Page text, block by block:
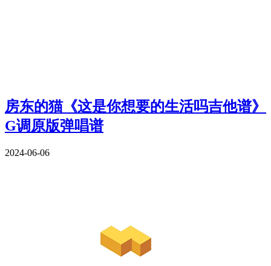
房东的猫《这是你想要的生活吗吉他谱》
G调原版弹唱谱
2024-06-06